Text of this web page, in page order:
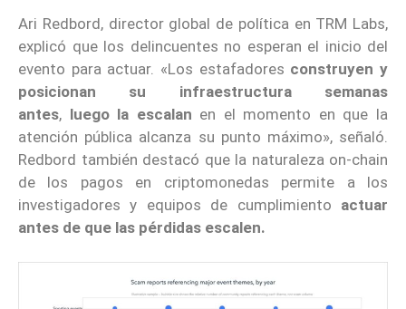
Ari Redbord, director global de política en TRM Labs,
explicó que los delincuentes no esperan el inicio del
evento para actuar. «Los estafadores construyen y
posicionan su infraestructura semanas
antes, luego la escalan en el momento en que la
atención pública alcanza su punto máximo», señaló.
Redbord también destacó que la naturaleza on-chain
de los pagos en criptomonedas permite a los
investigadores y equipos de cumplimiento actuar
antes de que las pérdidas escalen.